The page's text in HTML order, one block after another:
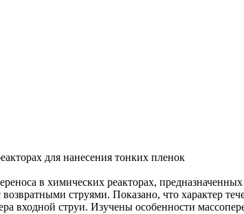
для нанесения тонких пленок
в химических реакторах,
струями. Показано, что характер
входной струи. Изучены особенности